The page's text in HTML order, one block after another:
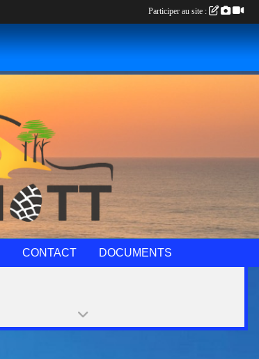
CONTACT DOCUMENTS
Participer au site :